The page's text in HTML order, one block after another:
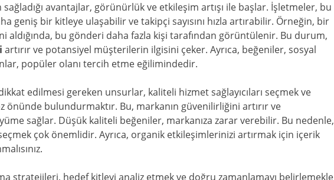
sağladığı avantajlar, görünürlük ve etkileşim artışı ile başlar. İşletmeler, bu
geniş bir kitleye ulaşabilir ve takipçi sayısını hızla artırabilir. Örneğin, bir
aldığında, bu gönderi daha fazla kişi tarafından görüntülenir. Bu durum,
artırır ve potansiyel müşterilerin ilgisini çeker. Ayrıca, beğeniler, sosyal
popüler olanı tercih etme eğilimindedir.
edilmesi gereken unsurlar, kaliteli hizmet sağlayıcıları seçmek ve
önünde bulundurmaktır. Bu, markanın güvenilirliğini artırır ve
sağlar. Düşük kaliteli beğeniler, markanıza zarar verebilir. Bu nedenle,
çok önemlidir. Ayrıca, organik etkileşimlerinizi artırmak için içerik
stratejileri, hedef kitleyi analiz etmek ve doğru zamanlamayı belirlemekle